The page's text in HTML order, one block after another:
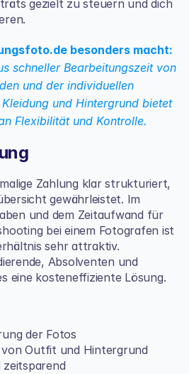
gezielt zu steuern und dich
besonders macht:
schneller Bearbeitungszeit von
und der individuellen
und Hintergrund bietet
Flexibilität und Kontrolle.
Zahlung klar strukturiert,
gewährleistet. Im
und dem Zeitaufwand für
bei einem Fotografen ist
sehr attraktiv.
Absolventen und
eine kosteneffiziente Lösung.
der Fotos
von Outfit und Hintergrund